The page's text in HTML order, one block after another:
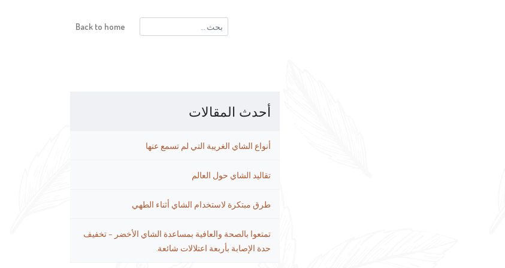
البحث
عن:
Back to home
أحدث المقالات
أنواع الشاي الغريبة التي لم تسمع عنها
تقاليد الشاي حول العالم
طرق مبتكرة لاستخدام الشاي أثناء الطهي
تمتعوا بالصحة والعافية بمساعدة الشاي الأخضر – تخفيف
حدة الإصابة بأربعة اعتلالات شائعة.